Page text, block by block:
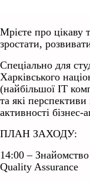
Мрієте про цікаву
зростати,
Спеціально для
Харківського
(найбільшої ІТ
та які
активності
ПЛАН ЗАХОДУ:
14:00 –
Quality Assurance